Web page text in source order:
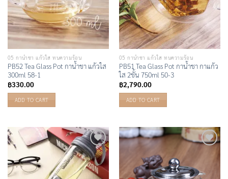
05 กาน้ำชา แก้วใส ทนความร้อน
PB52 Tea Glass Pot กาน้ำชา แก้วใส
300ml 58-1
฿330.00
ADD TO CART
05 กาน้ำชา แก้วใส ทนความร้อน
PB51 Tea Glass Pot กาน้ำชา กาแก้ว
ใส 2ชั้น 750ml 50-3
฿2,790.00
ADD TO CART
Add to
Wishlist